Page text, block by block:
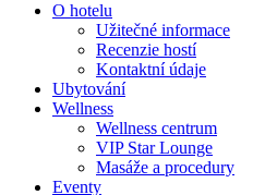
O hotelu
Užitečné informace
Recenzie hostí
Kontaktní údaje
Ubytování
Wellness
Wellness centrum
VIP Star Lounge
Masáže a procedury
Eventy